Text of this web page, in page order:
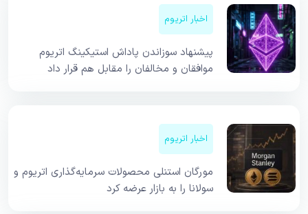
اخبار اتریوم
پیشنهاد سوزاندن پاداش استیکینگ اتریوم
موافقان و مخالفان را مقابل هم قرار داد
اخبار اتریوم
مورگان استنلی محصولات سرمایه‌گذاری اتریوم و
سولانا را به بازار عرضه کرد